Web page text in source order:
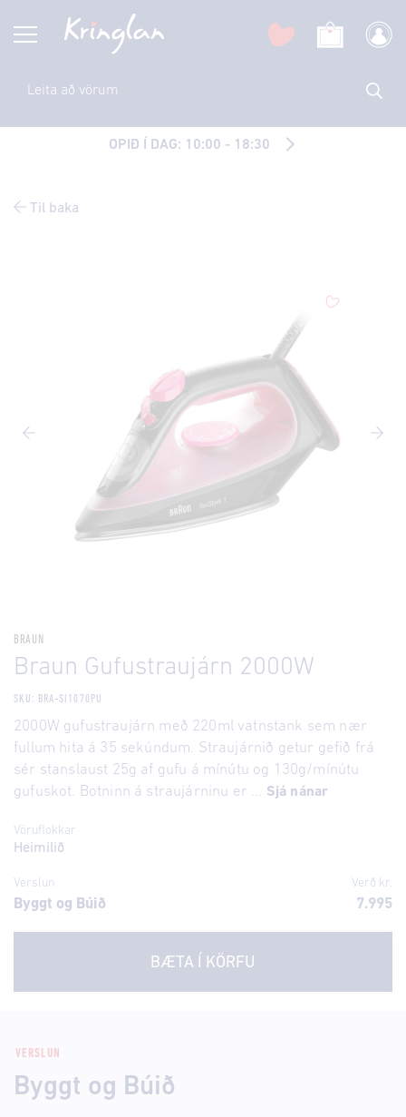
OPIÐ Í DAG: 10:00 - 18:30
Til baka
BRAUN
Braun Gufustraujárn 2000W
SKU: BRA-SI1070PU
2000W gufustraujárn með 220ml vatnstank sem nær
fullum hita á 35 sekúndum. Straujárnið getur gefið frá
sér stanslaust 25g af gufu á mínútu og 130g/mínútu
gufuskot. Botninn á straujárninu er ... Sjá nánar
Vöruflokkar
Heimilið
Verslun Verð kr.
Byggt og Búið 7.995
BÆTA Í KÖRFU
VERSLUN
Byggt og Búið